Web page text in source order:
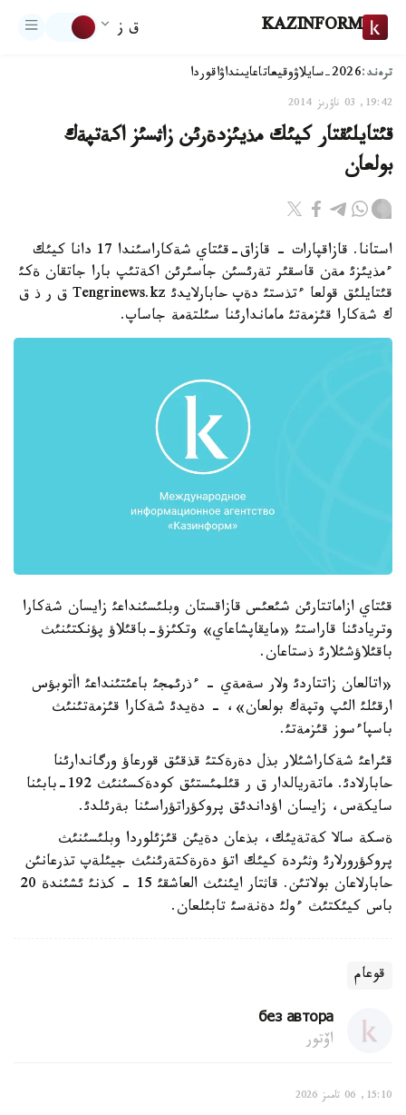
KAZINFORM ق ز
ترەند:2026-سايلاۋ وقيعاتاعايىنداۋاقوردا
19:42, 03 ناۋرىز 2014
قئتايلئقتار كيئك مذيئزدةرئن زاثسئز اكةتپةك
بولعان
استانا. قازاقپارات - قازاق-قئتاي شةكاراسئندا 17 دانا كيئك
ءمذيئزئ مةن قاسقئر تةرئسئن جاسئرئن اكةتئپ بارا جاتقان ةكئ
قئتايلئق قولعا ءتذستئ دةپ حابارلايدئ Tengrinews.kz ق ر ذ ق
ك شةكارا قئزمةتئ ماماندارئنا سئلتةمة جاساپ.
قئتاي ازاماتتارئن شئعئس قازاقستان وبلئسئنداعئ زايسان شةكارا
وتريادئنا قاراستئ «مايقاپشاعاي» وتكئزؤ-باقئلاؤ پؤنكتئنئث
باقئلاؤشئلارئ ذستاعان.
«اتالعان زاتتاردئ ولار سةمةي - ءذرئمجئ باعئتئنداعئ اأتوبؤس
ارقئلئ الئپ وتپةك بولعان»، - دةيدئ شةكارا قئزمةتئنئث
باسپاءسوز قئزمةتئ.
قئراعئ شةكاراشئلار بذل دةرةكتئ قذقئق قورعاؤ ورگاندارئنا
حابارلادئ. ماتةريالدار ق ر قئلمئستئق كودةكسئنئث 192-بابئنا
سايكةس، زايسان اؤداندئق پروكؤراتؤراسئنا بةرئلدئ.
ةسكة سالا كةتةيئك، بذعان دةيئن قئزئلوردا وبلئسئنئث
پروكؤرورلارئ وثئردة كيئك اتؤ دةرةكتةرئنئث جيئلةپ تذرعانئن
حابارلاعان بولاتئن. قاثتار ايئنئث العاشقئ 15 - كذنئ ئشئندة 20
باس كيئكتئث ءولئ دةنةسئ تابئلعان.
قوعام
без автора
اۆتور
15:10, 06 تامىز 2026